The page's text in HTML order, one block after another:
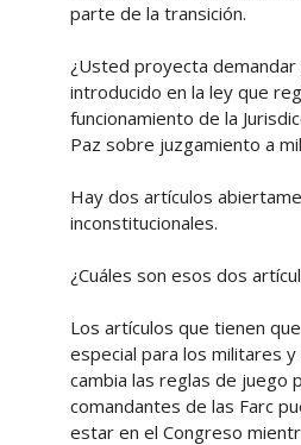
parte de la transición.
¿Usted proyecta demandar
introducido en la ley que
funcionamiento de la
Paz sobre juzgamiento a
Hay dos artículos
inconstitucionales.
¿Cuáles son esos dos
Los artículos que tienen
especial para los militares
cambia las reglas de juego
comandantes de las Farc
estar en el Congreso